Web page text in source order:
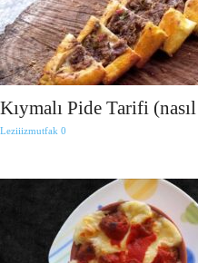
Kıymalı Pide Tarifi
Leziiizmutfak 0